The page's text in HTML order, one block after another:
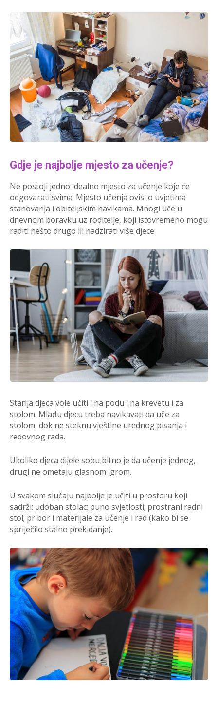
Gdje je najbolje mjesto za učenje?
Ne postoji jedno idealno mjesto za učenje koje će
odgovarati svima. Mjesto učenja ovisi o uvjetima
stanovanja i obiteljskim navikama. Mnogi uče u
dnevnom boravku uz roditelje, koji istovremeno mogu
raditi nešto drugo ili nadzirati više djece.
Starija djeca vole učiti i na podu i na krevetu i za
stolom. Mlađu djecu treba navikavati da uče za
stolom, dok ne steknu vještine urednog pisanja i
redovnog rada.
Ukoliko djeca dijele sobu bitno je da učenje jednog,
drugi ne ometaju glasnom igrom.
U svakom slučaju najbolje je učiti u prostoru koji
sadrži; udoban stolac; puno svjetlosti; prostrani radni
stol; pribor i materijale za učenje i rad (kako bi se
spriječilo stalno prekidanje).